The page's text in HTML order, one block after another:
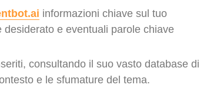
informazioni chiave sul tuo
desiderato e eventuali parole chiave
consultando il suo vasto database di
e le sfumature del tema.